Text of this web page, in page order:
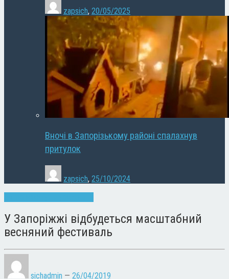
zapsich, 20/05/2025
Вночі в Запорізькому районі спалахнув
притулок
zapsich, 25/10/2024
У Запоріжжі відбудеться масштабний
весняний фестиваль
sichadmin — 26/04/2019